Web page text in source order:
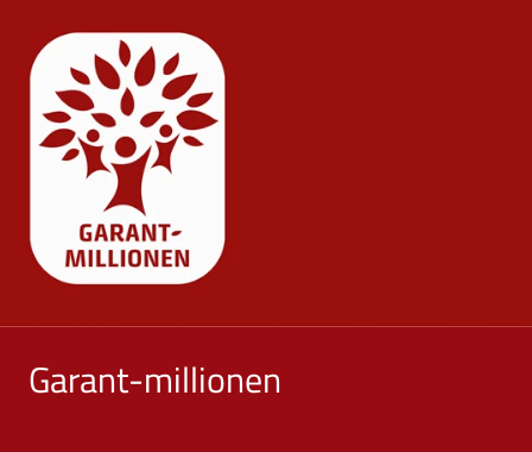
Garant-millionen